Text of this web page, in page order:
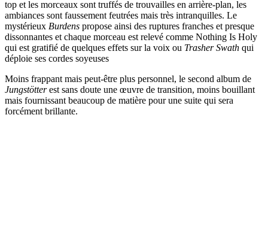
top et les morceaux sont truffés de trouvailles en arrière-plan, les
ambiances sont faussement feutrées mais très intranquilles. Le
mystérieux Burdens propose ainsi des ruptures franches et presque
dissonnantes et chaque morceau est relevé comme Nothing Is Holy
qui est gratifié de quelques effets sur la voix ou Trasher Swath qui
déploie ses cordes soyeuses
Moins frappant mais peut-être plus personnel, le second album de
Jungstötterest sans doute une œuvre de transition, moins bouillant
mais fournissant beaucoup de matière pour une suite qui sera
forcément brillante.